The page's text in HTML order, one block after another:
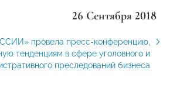
26 Сентября 2018
провела пресс-конференцию,
тенденциям в сфере уголовного и
преследований бизнеса